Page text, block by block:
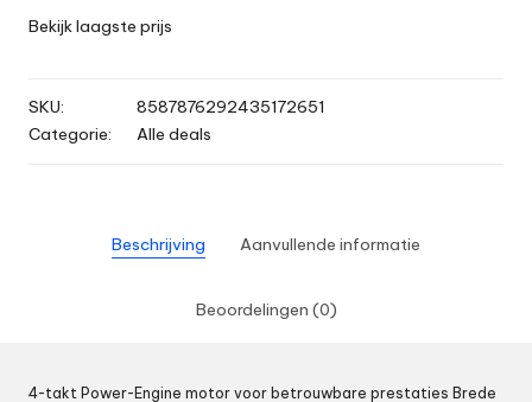
Bekijk laagste prijs
SKU:
8587876292435172651
Categorie:
Alle deals
Beschrijving Aanvullende informatie
Beoordelingen (0)
4-takt Power-Engine motor voor betrouwbare prestaties Brede